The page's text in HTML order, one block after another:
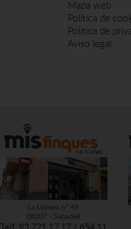
· Mapa web
· Política de
· Política de
· Aviso legal
La Llanera nº 48
08207 - Sabadell
Telf. 93 721 17 17 / 654 11